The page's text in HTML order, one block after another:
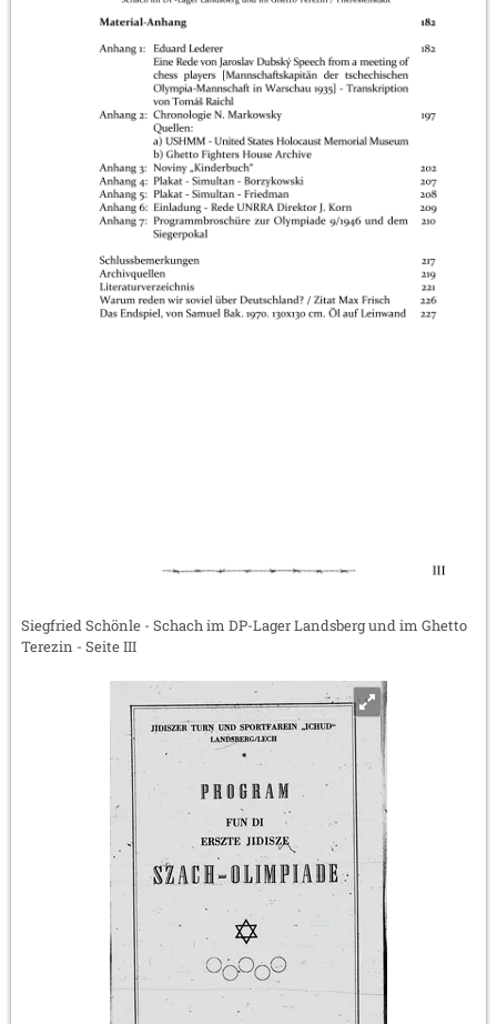
Siegfried Schönle - Schach im DP-Lager Landsberg und im Ghetto
Terezin - Seite III